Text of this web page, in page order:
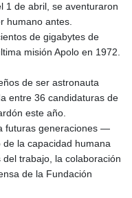
1 de abril, se aventuraron
humano antes.
de gigabytes de
misión Apolo en 1972.
de ser astronauta
entre 36 candidaturas de
este año.
futuras generaciones —
la capacidad humana
trabajo, la colaboración
de la Fundación